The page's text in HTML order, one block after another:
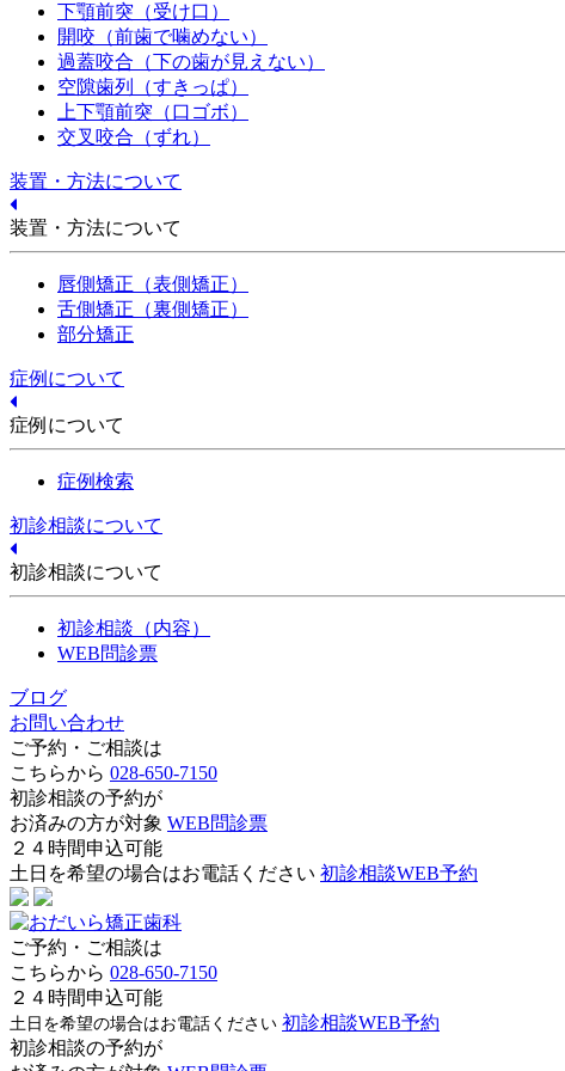
下顎前突（受け口）
開咬（前歯で噛めない）
過蓋咬合（下の歯が見えない）
空隙歯列（すきっぱ）
上下顎前突（口ゴボ）
交叉咬合（ずれ）
装置・方法について
装置・方法について
唇側矯正（表側矯正）
舌側矯正（裏側矯正）
部分矯正
症例について
症例について
症例検索
初診相談について
初診相談について
初診相談（内容）
WEB問診票
ブログ
お問い合わせ
ご予約・ご相談は
こちらから 028-650-7150
初診相談の予約が
お済みの方が対象 WEB問診票
２４時間申込可能
土日を希望の場合はお電話ください 初診相談WEB予約
ご予約・ご相談は
こちらから 028-650-7150
２４時間申込可能
土日を希望の場合はお電話ください 初診相談WEB予約
初診相談の予約が